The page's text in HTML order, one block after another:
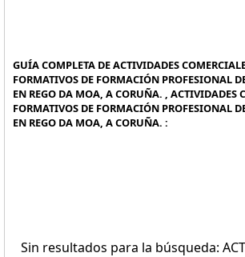
GUÍA COMPLETA DE ACTIVIDADES
FORMATIVOS DE FORMACIÓN PROFESIONAL
EN REGO DA MOA, A CORUÑA. , ACTIVIDADES
FORMATIVOS DE FORMACIÓN PROFESIONAL
EN REGO DA MOA, A CORUÑA. :
Sin resultados para la búsqueda: